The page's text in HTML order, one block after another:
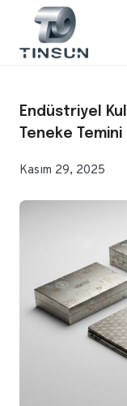
Endüstriyel
Teneke Temini
Kasım 29, 2025